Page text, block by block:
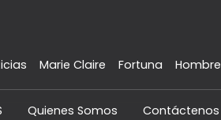
Marie Claire Fortuna Hombre
Quienes Somos Contáctenos